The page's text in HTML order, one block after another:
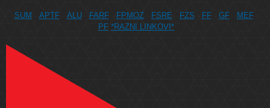
SUM APTF ALU FARF FPMOZ FSRE FZS FF GF
MEF
PF *RAZNI LINKOVI*